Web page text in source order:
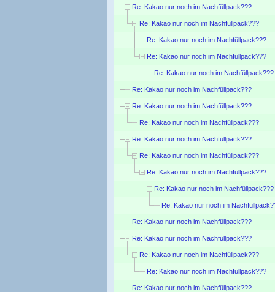
Re: Kakao nur noch im Nachfüllpack???
Re: Kakao nur noch im Nachfüllpack???
Re: Kakao nur noch im Nachfüllpack???
Re: Kakao nur noch im Nachfüllpack???
Re: Kakao nur noch im Nachfüllpack???
Re: Kakao nur noch im Nachfüllpack???
Re: Kakao nur noch im Nachfüllpack???
Re: Kakao nur noch im Nachfüllpack???
Re: Kakao nur noch im Nachfüllpack???
Re: Kakao nur noch im Nachfüllpack???
Re: Kakao nur noch im Nachfüllpack???
Re: Kakao nur noch im Nachfüllpack???
Re: Kakao nur noch im
Re: Kakao nur noch im Nachfüllpack???
Re: Kakao nur noch im Nachfüllpack???
Re: Kakao nur noch im Nachfüllpack???
Re: Kakao nur noch im Nachfüllpack???
Re: Kakao nur noch im Nachfüllpack???